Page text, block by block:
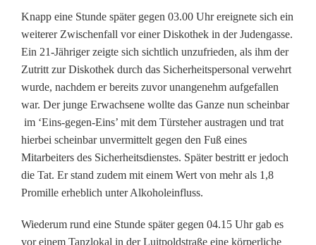
Ä
r
g
e
r
i
n
d
e
Knapp eine Stunde später gegen 03.00 Uhr ereignete sich ein
weiterer Zwischenfall vor einer Diskothek in der Judengasse.
Ein 21-Jähriger zeigte sich sichtlich unzufrieden, als ihm der
Zutritt zur Diskothek durch das Sicherheitspersonal verwehrt
wurde, nachdem er bereits zuvor unangenehm aufgefallen
war. Der junge Erwachsene wollte das Ganze nun scheinbar
im ‘Eins-gegen-Eins’ mit dem Türsteher austragen und trat
hierbei scheinbar unvermittelt gegen den Fuß eines
Mitarbeiters des Sicherheitsdienstes. Später bestritt er jedoch
die Tat. Er stand zudem mit einem Wert von mehr als 1,8
Promille erheblich unter Alkoholeinfluss.
Wiederum rund eine Stunde später gegen 04.15 Uhr gab es
vor einem Tanzlokal in der Luitpoldstraße eine körperliche